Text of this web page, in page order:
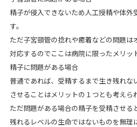
精子が侵入できないため人工授精や体外
す。
ただ子宮頸管の捻れや癒着などの問題は
対応するのでここは病院に限ったメリッ
精子に問題がある場合
普通であれば、受精するまで生き残れな
させることはメリットの１つとも考えら
ただ問題がある場合の精子を受精させる
残れるレベルの生命ではないものを無理